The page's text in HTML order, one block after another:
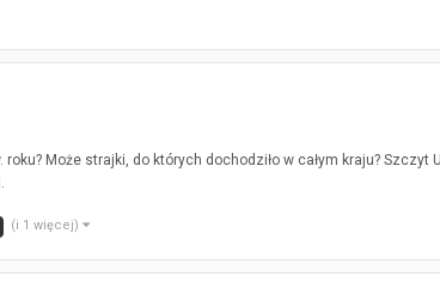
Może strajki, do których dochodziło w całym kraju?
(i 1 więcej)